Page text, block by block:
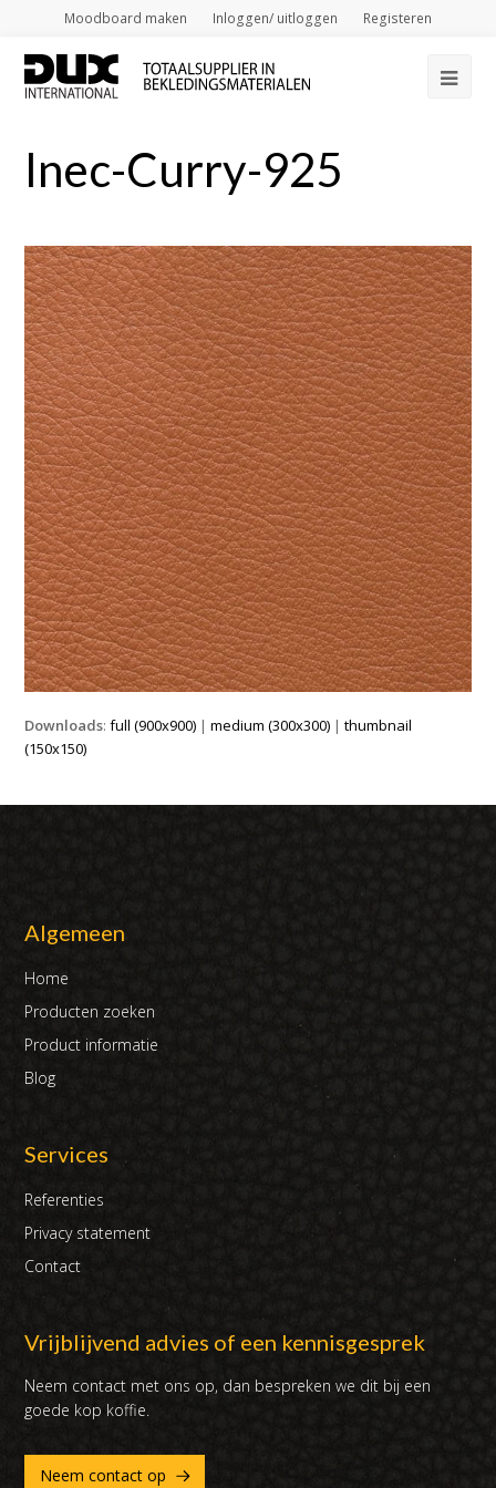
Moodboard maken Inloggen/ uitloggen Registeren
Inec-Curry-925
Downloads:full (900x900) |medium (300x300) |thumbnail
(150x150)
Algemeen
Home
Producten zoeken
Product informatie
Blog
Services
Referenties
Privacy statement
Contact
Vrijblijvend advies of een kennisgesprek
Neem contact met ons op, dan bespreken we dit bij een
goede kop koffie.
Neem contact op